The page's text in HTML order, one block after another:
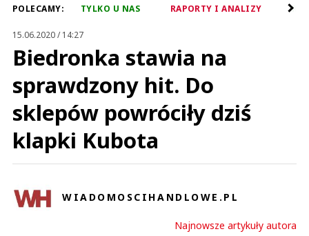
POLECAMY: TYLKO U NAS RAPORTY I ANALIZY
15.06.2020 / 14:27
Biedronka stawia na
sprawdzony hit. Do
sklepów powróciły dziś
klapki Kubota
WIADOMOSCIHANDLOWE.PL
Najnowsze artykuły autora